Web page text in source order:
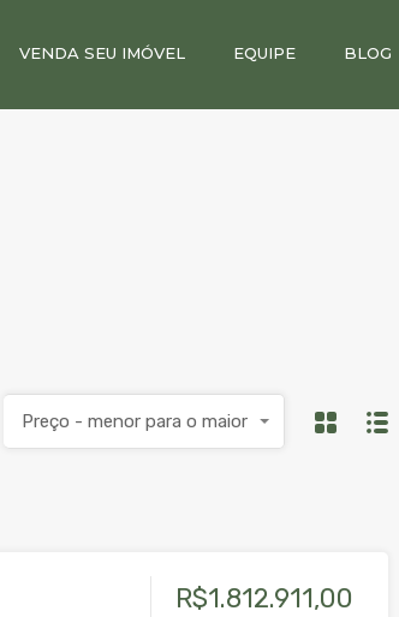
VENDA SEU IMÓVEL EQUIPE BLOG
Preço - menor para o maior
R$1.812.911,00